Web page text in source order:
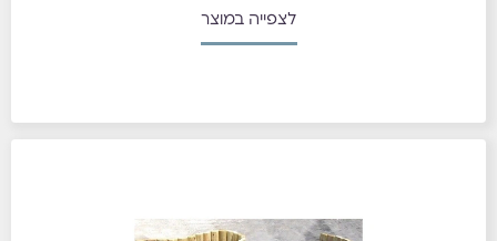
לצפייה במוצר